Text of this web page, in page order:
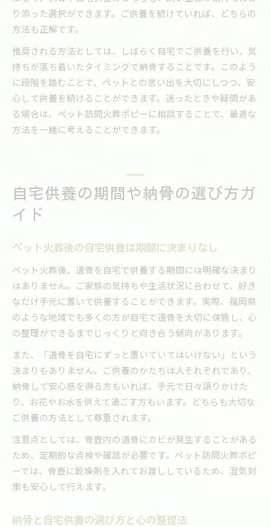
り添った選択ができます。ご供養を続けていれば、どちらの
方法も正解です。
推奨される方法としては、しばらく自宅でご供養を行い、気
持ちが落ち着いたタイミングで納骨することです。このよう
に段階を踏むことで、ペットとの思い出を大切にしつつ、安
心して供養を続けることができます。迷ったときや疑問があ
る場合は、ペット訪問火葬ポピーに相談することで、最適な
方法を一緒に考えることができます。
自宅供養の期間や納骨の選び方ガ
イド
ペット火葬後の自宅供養は期間に決まりなし
ペット火葬後、遺骨を自宅で供養する期間には明確な決まり
はありません。ご家族の気持ちや生活状況に合わせて、好き
なだけ手元に置いて供養することができます。実際、福岡県
のような地域でも多くの方が自宅で遺骨を大切に保管し、心
の整理ができるまでじっくりと向き合う傾向があります。
また、「遺骨を自宅にずっと置いていてはいけない」という
決まりもありません。ご供養のかたちは人それぞれであり、
納骨して安心感を得る方もいれば、手元で日々語りかけた
り、お花やお水を供えて過ごす方もいます。どちらも大切な
ご供養の方法として尊重されます。
注意点としては、骨壺内の遺骨にカビが発生することがある
ため、定期的な点検や確認が必要です。ペット訪問火葬ポピ
ーでは、骨壺に乾燥剤を入れてお渡ししているため、湿気対
策も安心して行えます。
納骨と自宅供養の選び方と心の整理法